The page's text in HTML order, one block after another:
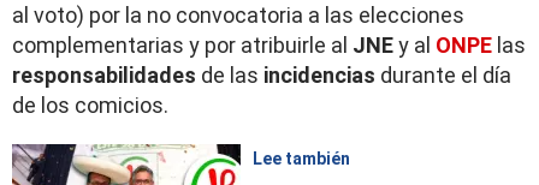
al voto) por la no convocatoria a las elecciones
complementarias y por atribuirle al JNEy al ONPE las
responsabilidades de las incidencias durante el día
de los comicios.
Lee también